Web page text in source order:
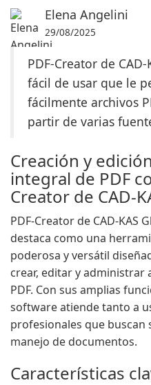
Elena Angelini
29/08/2025
PDF-Creator de
fácil de usar que le
fácilmente archivos
partir de varias
Creación y edición
integral de PDF
Creator de CAD-
PDF-Creator de CAD-KAS
destaca como una
poderosa y versátil
crear, editar y administrar
PDF. Con sus amplias
software atiende tanto a
profesionales que buscan
manejo de documentos.
Características